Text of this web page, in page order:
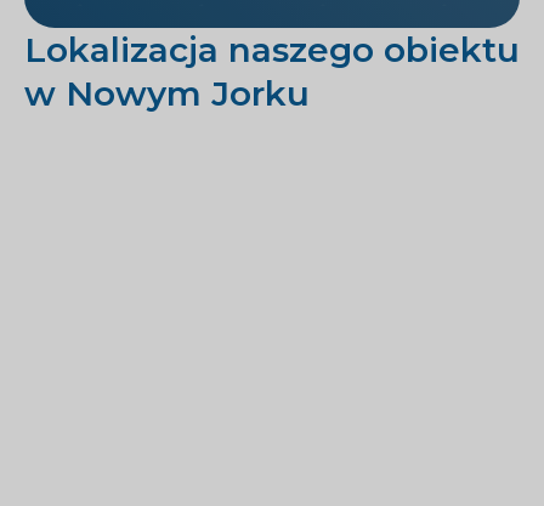
Lokalizacja naszego obiektu
w Nowym Jorku